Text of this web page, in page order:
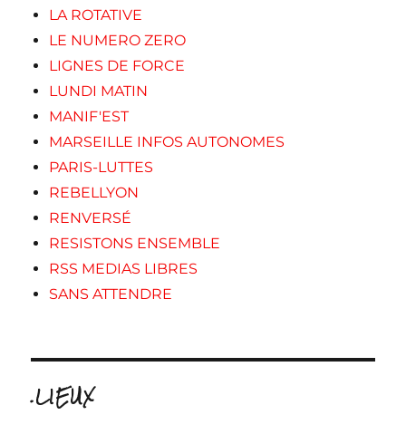
LA ROTATIVE
LE NUMERO ZERO
LIGNES DE FORCE
LUNDI MATIN
MANIF'EST
MARSEILLE INFOS AUTONOMES
PARIS-LUTTES
REBELLYON
RENVERSÉ
RESISTONS ENSEMBLE
RSS MEDIAS LIBRES
SANS ATTENDRE
.LIEUX